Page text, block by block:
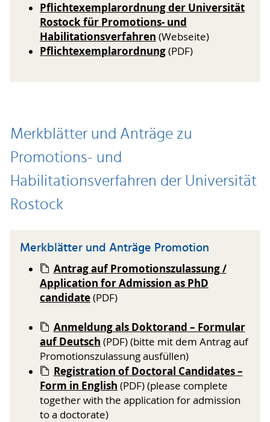
Pflichtexemplarordnung der Universität
Rostock für Promotions- und
Habilitationsverfahren (Webseite)
Pflichtexemplarordnung(PDF)
Merkblätter und Anträge zu
Promotions- und
Habilitationsverfahren der Universität
Rostock
Merkblätter und Anträge Promotion
Antrag auf Promotionszulassung /
Application for Admission as PhD
candidate(PDF)
Anmeldung als Doktorand – Formular
auf Deutsch (PDF) (bitte mit dem Antrag auf
Promotionszulassung ausfüllen)
Registration of Doctoral Candidates –
Form in English (PDF) (please complete
together with the application for admission
to a doctorate)